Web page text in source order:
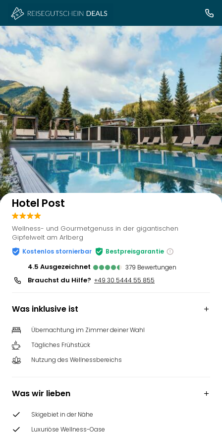
Auf der Karte anzeigen
Hotel Post
Wellness- und Gourmetgenuss in der gigantischen
Gipfelwelt am Arlberg
Kostenlos stornierbar Bestpreisgarantie
4.5 ausgezeichnet 379 Bewertungen
Brauchst du Hilfe? +49 30 5444 55 855
Was inklusive ist
Übernachtung im Zimmer deiner Wahl
Tägliches Frühstück
Nutzung des Wellnessbereichs
Was wir lieben
Skigebiet in der Nähe
Luxuriöse Wellness-Oase